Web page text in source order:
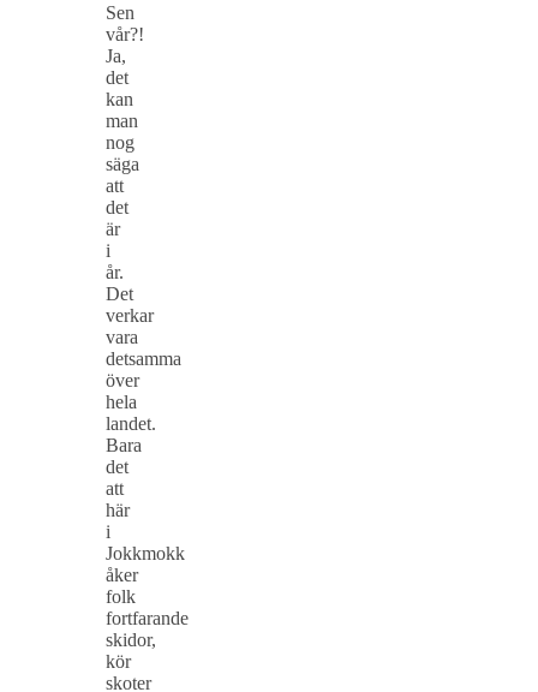
Sen
vår?!
Ja,
det
kan
man
nog
säga
att
det
är
i
år.
Det
verkar
vara
detsamma
över
hela
landet.
Bara
det
att
här
i
Jokkmokk
åker
folk
fortfarande
skidor,
kör
skoter